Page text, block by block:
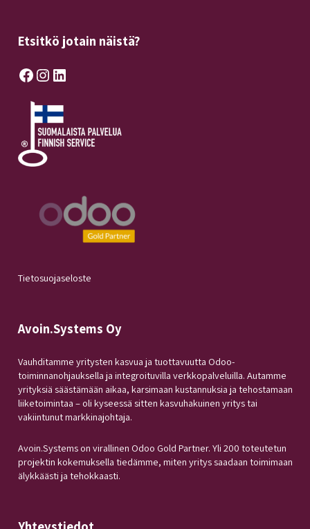
Etsitkö jotain näistä?
Facebook Instagram LinkedIn
Tietosuojaseloste
Avoin.Systems Oy
Vauhditamme yritysten kasvua ja tuottavuutta Odoo-
toiminnanohjauksella ja integroituvilla verkkopalveluilla. Autamme
yrityksiä säästämään aikaa, karsimaan kustannuksia ja tehostamaan
liiketoimintaa – oli kyseessä sitten kasvuhakuinen yritys tai
vakiintunut markkinajohtaja.
Avoin.Systems on virallinen Odoo Gold Partner. Yli 200 toteutetun
projektin kokemuksella tiedämme, miten yritys saadaan toimimaan
älykkäästi ja tehokkaasti.